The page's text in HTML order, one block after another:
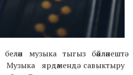
музыка тыгыз бәйләнештә
ярдәмендә савыктыру